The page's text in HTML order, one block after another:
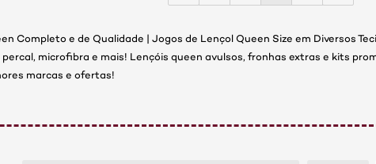
Completo e de Qualidade | Jogos de Lençol Queen Size em Diversos
microfibra e mais! Lençóis queen avulsos, fronhas extras e kits
marcas e ofertas!